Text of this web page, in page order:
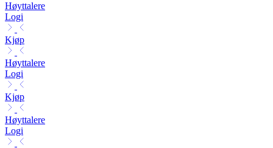
Høyttalere
Logi
Kjøp
Høyttalere
Logi
Kjøp
Høyttalere
Logi